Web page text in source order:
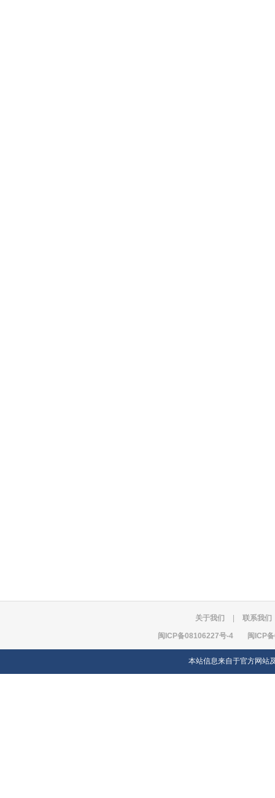
关于我们 联系我们
闽ICP备08106227号-4 闽ICP
本站信息来自于官方网站